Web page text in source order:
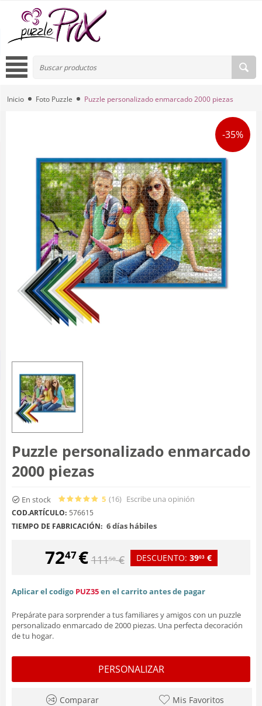
Inicio Foto Puzzle Puzzle personalizado enmarcado 2000 piezas
-35%
Puzzle personalizado enmarcado
2000 piezas
En stock 5 (16) Escribe una opinión
COD.ARTÍCULO: 576615
TIEMPO DE FABRICACIÓN: 6 días hábiles
7247€ 11150 € DESCUENTO: 3903 €
Aplicar el codigo PUZ35en el carrito antes de pagar
Prepárate para sorprender a tus familiares y amigos con un puzzle
personalizado enmarcado de 2000 piezas. Una perfecta decoración
de tu hogar.
PERSONALIZAR
Comparar Mis Favoritos